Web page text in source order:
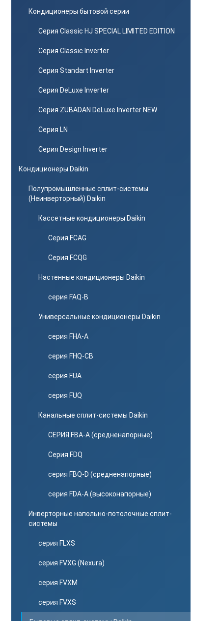
Кондиционеры бытовой серии
Серия Classic HJ SPECIAL LIMITED EDITION
Серия Classic Inverter
Серия Standart Inverter
Серия DeLuxe Inverter
Серия ZUBADAN DeLuxe Inverter NEW
Серия LN
Серия Design Inverter
Кондиционеры Daikin
Полупромышленные сплит-системы
(Неинверторный) Daikin
Кассетные кондиционеры Daikin
Серия FCAG
Серия FCQG
Настенные кондиционеры Daikin
серия FAQ-B
Универсальные кондиционеры Daikin
серия FHA-A
серия FHQ-CB
серия FUA
серия FUQ
Канальные сплит-системы Daikin
СЕРИЯ FBA-A (средненапорные)
Серия FDQ
серия FBQ-D (средненапорные)
серия FDA-A (высоконапорные)
Инверторные напольно-потолочные сплит-
системы
серия FLXS
серия FVXG (Nexura)
серия FVXM
серия FVXS